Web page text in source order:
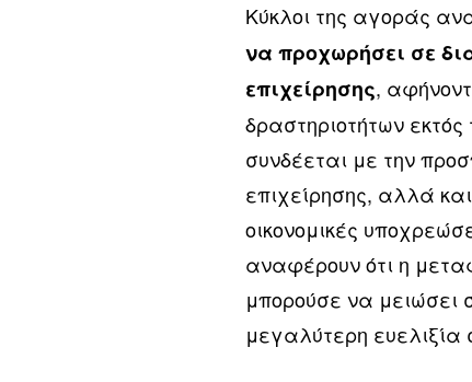
Κύκλοι της αγοράς
να προχωρήσει σε
επιχείρησης,
δραστηριοτήτων
συνδέεται με την
επιχείρησης, αλλά
οικονομικές
αναφέρουν ότι η
μπορούσε να μειώσει
μεγαλύτερη ευελιξία